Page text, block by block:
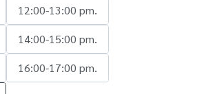
12:00-13:00 pm.
14:00-15:00 pm.
16:00-17:00 pm.